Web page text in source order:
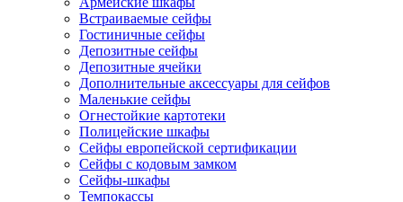
Встраиваемые сейфы
Гостиничные сейфы
Депозитные сейфы
Депозитные ячейки
Дополнительные аксессуары для сейфов
Маленькие сейфы
Огнестойкие картотеки
Полицейские шкафы
Сейфы европейской сертификации
Сейфы с кодовым замком
Сейфы-шкафы
Темпокассы